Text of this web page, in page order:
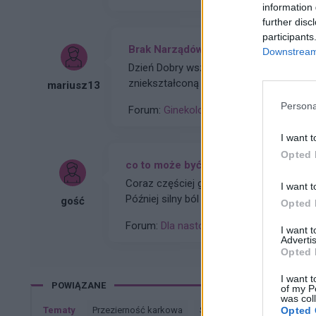
information
further
I want
Opted
I want
Opted
I want
Opted
I want
of my
was
Opted
tym miesiącu czy to coś
mariusz13
Brak Narządów Płciowych u Dziecka
Dzień Dobry wszystkim szukam
zniekształconą pochwe czy ma ktoś
Forum: Ginekologia - forum dla rodziny
gość
co to może być (krępująca treść)
Coraz częściej gdy muszę skorzystać z
Później silny ból , jakby do wejścia do odbytu. Ból jest dosyć intensywny, kąpiel lub chłodna woda
Forum: Dla nastolatek
POWIĄZANE
Tematy przezierność karkowa embolizacja